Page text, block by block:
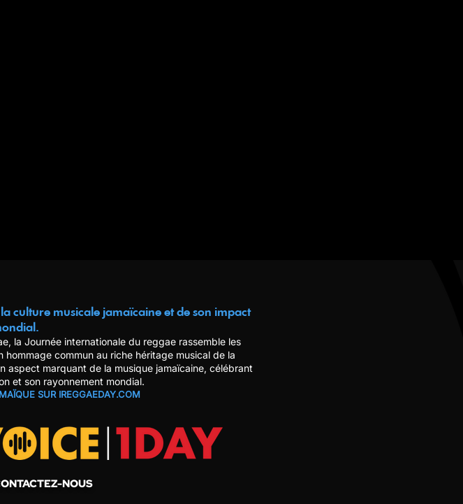
culture musicale jamaïcaine et de son impact
la Journée internationale du reggae rassemble les
commun au riche héritage musical de la
aspect marquant de la musique jamaïcaine, célébrant
et son rayonnement mondial.
SUR IREGGAEDAY.COM
NOUS